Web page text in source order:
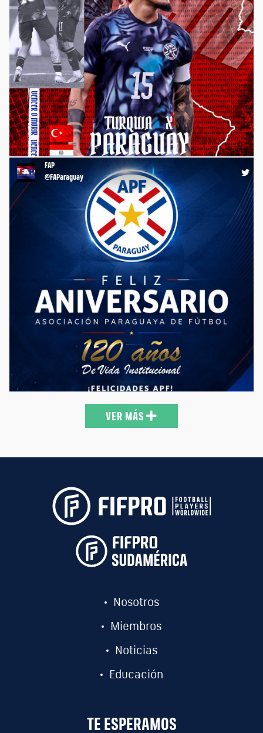
⚽️ ¡La #Albirroja juega a las 00:00 por el #Mundial2026 🏆🌎,
ante Turquía 🇹🇷, en su segunda presentación en esta Copa del
Mundo! 💪🏼 ¡VAMOS, SOMOS #PARAGUAY !🤩 #FAP
#FutbolistasParaguayos #FútbolParaguayo
https://t.co/nRQFj3hSqI
13:20 19-06-26
FAP
@FAParaguay
🇵🇾 ¡Felicidades por los 120 años de vida institucional a la
@APFOficial! 🤝🏻 ⚽️Desde Futbolistas Asociados del Paraguay
deseamos lo mejor por este nuevo aniversario de la fecha
fundacional a todos los que hacen a la Asociación Paraguaya de
Fútbol. #FAP #FútbolParaguayo #Paraguay
https://t.co/6AepyopZ6J
VER MÁS
Nosotros
Miembros
Noticias
Educación
TE ESPERAMOS